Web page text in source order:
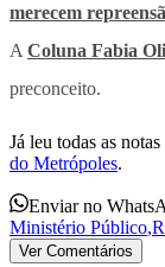
merecem
A Coluna Fabia
preconceito.
Já leu todas as
do Metrópoles.
Enviar no
Ministério Público,
Ver Comentários